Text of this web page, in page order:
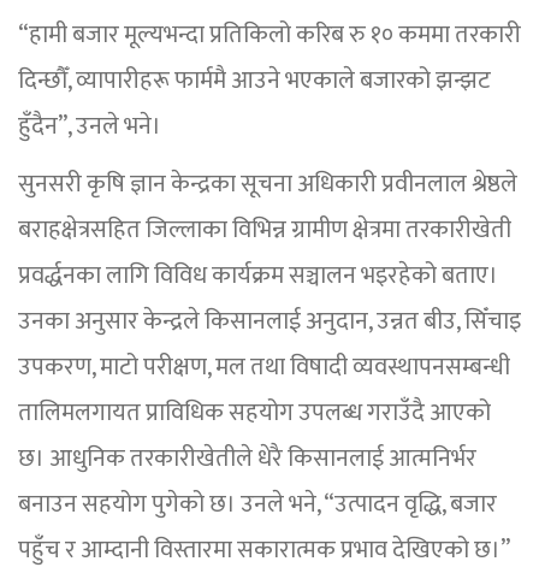
“हामी बजार मूल्यभन्दा प्रतिकिलो करिब रु १० कममा तरकारी
दिन्छौँ, व्यापारीहरू फार्ममै आउने भएकाले बजारको झन्झट
हुँदैन”, उनले भने।
सुनसरी कृषि ज्ञान केन्द्रका सूचना अधिकारी प्रवीनलाल श्रेष्ठले
बराहक्षेत्रसहित जिल्लाका विभिन्न ग्रामीण क्षेत्रमा तरकारीखेती
प्रवर्द्धनका लागि विविध कार्यक्रम सञ्चालन भइरहेको बताए।
उनका अनुसार केन्द्रले किसानलाई अनुदान, उन्नत बीउ, सिँचाइ
उपकरण, माटो परीक्षण, मल तथा विषादी व्यवस्थापनसम्बन्धी
तालिमलगायत प्राविधिक सहयोग उपलब्ध गराउँदै आएको
छ। आधुनिक तरकारीखेतीले धेरै किसानलाई आत्मनिर्भर
बनाउन सहयोग पुगेको छ। उनले भने, “उत्पादन वृद्धि, बजार
पहुँच र आम्दानी विस्तारमा सकारात्मक प्रभाव देखिएको छ।”